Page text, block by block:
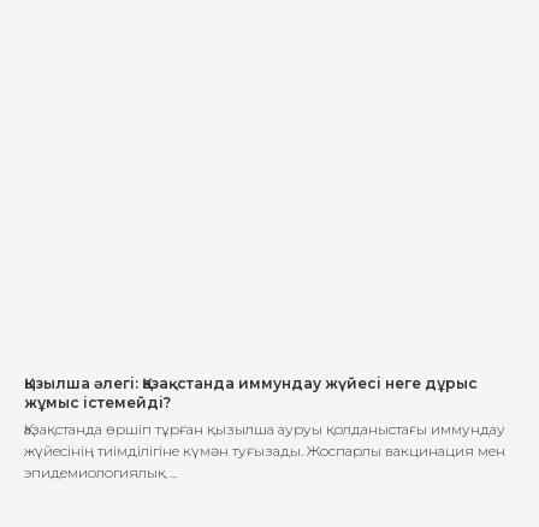
Қызылша әлегі: Қазақстанда иммундау жүйесі неге дұрыс
жұмыс істемейді?
Қазақстанда өршіп тұрған қызылша ауруы қолданыстағы иммундау
жүйесінің тиімділігіне күмән туғызады. Жоспарлы вакцинация мен
эпидемиологиялық ...